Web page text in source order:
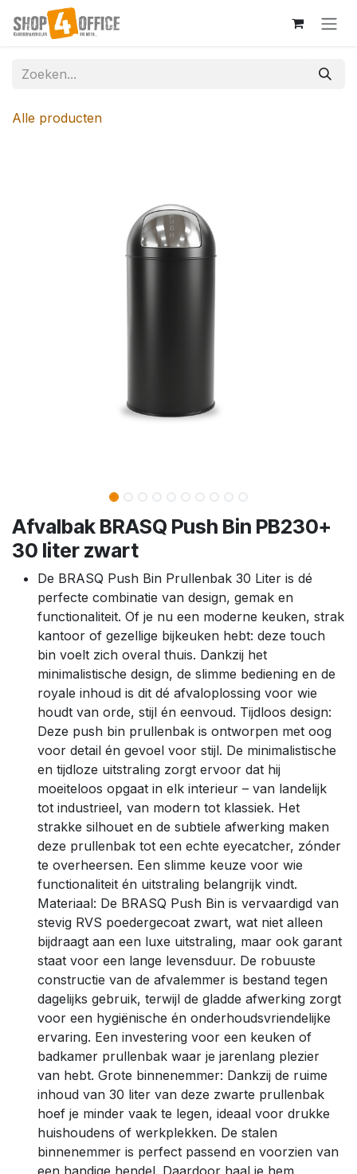
Overslaan naar inhoud
Alle producten
Afvalbak BRASQ Push Bin PB230+
30 liter zwart
De BRASQ Push Bin Prullenbak 30 Liter is dé
perfecte combinatie van design, gemak en
functionaliteit. Of je nu een moderne keuken, strak
kantoor of gezellige bijkeuken hebt: deze touch
bin voelt zich overal thuis. Dankzij het
minimalistische design, de slimme bediening en de
royale inhoud is dit dé afvaloplossing voor wie
houdt van orde, stijl én eenvoud. Tijdloos design:
Deze push bin prullenbak is ontworpen met oog
voor detail én gevoel voor stijl. De minimalistische
en tijdloze uitstraling zorgt ervoor dat hij
moeiteloos opgaat in elk interieur – van landelijk
tot industrieel, van modern tot klassiek. Het
strakke silhouet en de subtiele afwerking maken
deze prullenbak tot een echte eyecatcher, zónder
te overheersen. Een slimme keuze voor wie
functionaliteit én uitstraling belangrijk vindt.
Materiaal: De BRASQ Push Bin is vervaardigd van
stevig RVS poedergecoat zwart, wat niet alleen
bijdraagt aan een luxe uitstraling, maar ook garant
staat voor een lange levensduur. De robuuste
constructie van de afvalemmer is bestand tegen
dagelijks gebruik, terwijl de gladde afwerking zorgt
voor een hygiënische én onderhoudsvriendelijke
ervaring. Een investering voor een keuken of
badkamer prullenbak waar je jarenlang plezier
van hebt. Grote binnenemmer: Dankzij de ruime
inhoud van 30 liter van deze zwarte prullenbak
hoef je minder vaak te legen, ideaal voor drukke
huishoudens of werkplekken. De stalen
binnenemmer is perfect passend en voorzien van
een handige hendel. Daardoor haal je hem